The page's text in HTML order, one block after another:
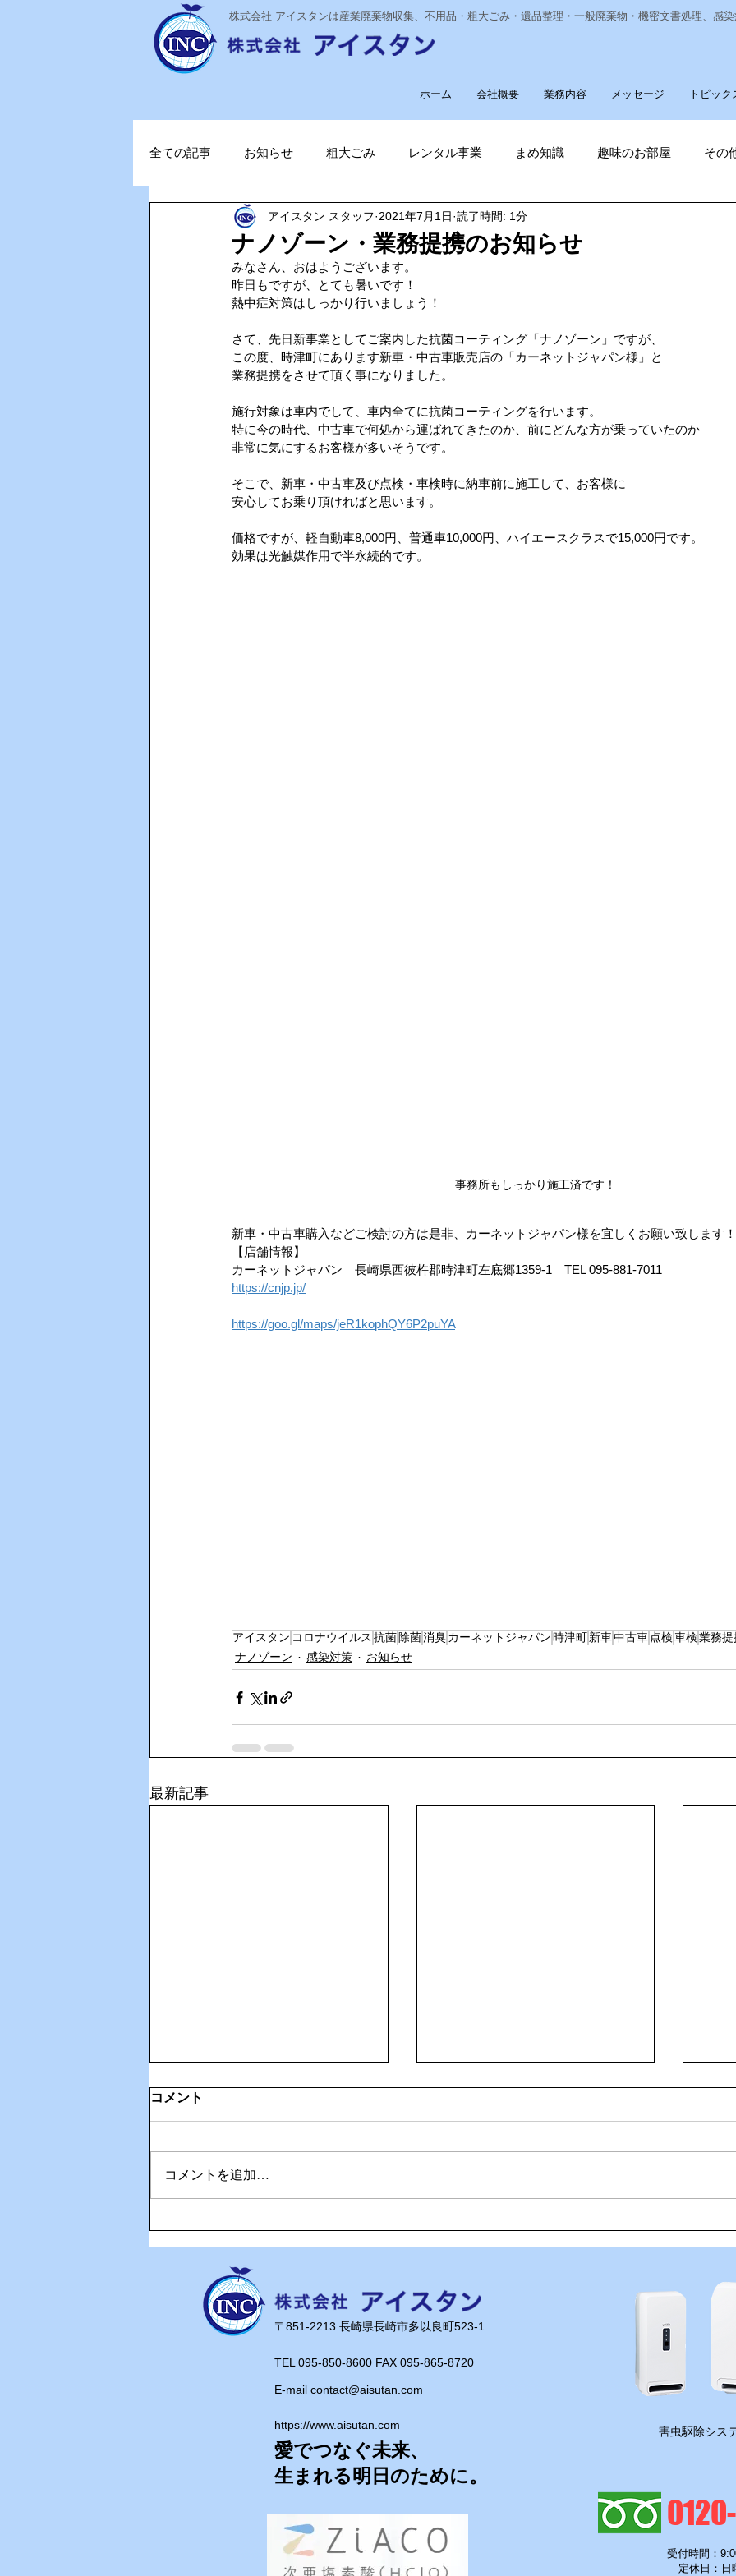
株式会社 アイスタンは産業廃棄物収集、不用品・粗大ごみ・遺品整理・一般廃棄物・機密文書処理、感
ホーム 会社概要 業務内容 メッセージ トピック
全ての記事 お知らせ 粗大ごみ レンタル事業 まめ知識 趣味のお部屋 その
ステライザ 感染対策 経費削減 ナノゾーン
ポータブル蓄電池 ガソリン削減
TOPお知らせ Vファーレン長崎 ゴルフ大好き ゴキブリ駆除 魚釣り大好き
AIインカム HACCP（ハサップ） 夏のドライブ 機密文書収集
ナノゾーン・業務提携のお知らせ
アイスタン スタッフ 2021年7月1日 読了時間: 1分
みなさん、おはようございます。
昨日もですが、とても暑いです！
熱中症対策はしっかり行いましょう！
さて、先日新事業としてご案内した抗菌コーティング「ナノゾーン」ですが、
この度、時津町にあります新車・中古車販売店の「カーネットジャパン様」と
業務提携をさせて頂く事になりました。
施行対象は車内でして、車内全てに抗菌コーティングを行います。
特に今の時代、中古車で何処から運ばれてきたのか、前にどんな方が乗っていたのか
非常に気にするお客様が多いそうです。
そこで、新車・中古車及び点検・車検時に納車前に施工して、お客様に
安心してお乗り頂ければと思います。
価格ですが、軽自動車8,000円、普通車10,000円、ハイエースクラスで15,000円です。
効果は光触媒作用で半永続的です。
事務所もしっかり施工済です！
新車・中古車購入などご検討の方は是非、カーネットジャパン様を宜しくお願い致します
【店舗情報】
カーネットジャパン　長崎県西彼杵郡時津町左底郷1359-1　TEL 095-881-7011
https://cnjp.jp/
https://goo.gl/maps/jeR1kophQY6P2puYA
アイスタン コロナウイルス 抗菌 除菌消臭 カーネットジャパン 時津町 新車中古車 点検 車検 業務提
ナノゾーン 感染対策 お知らせ
最新記事
の誕生日を家族でお祝い🎂
岩瀬道へ！
く
コメント
コメントを追加…
​〒851-2213 長崎県長崎市多以良町523-1
TEL 095-850-8600 FAX 095-865-8720​
E-mail contact@aisutan.com
https://www.aisutan.com
愛でつなぐ未来、
​生まれる明日のために。
害虫駆除シス
受付時間：
定休日：日